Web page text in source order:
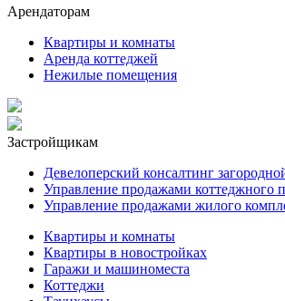
Арендаторам
Квартиры и комнаты
Аренда коттеджей
Нежилые помещения
Застройщикам
Девелоперский консалтинг
Управление продажами коттеджного
Управление продажами жилого
Квартиры и комнаты
Квартиры в новостройках
Гаражи и машиноместа
Коттеджи